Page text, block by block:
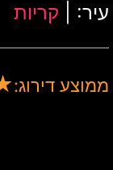
עיר: | קריות
ממוצע דירוג: